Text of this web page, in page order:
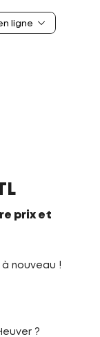
prix et
nouveau !
?